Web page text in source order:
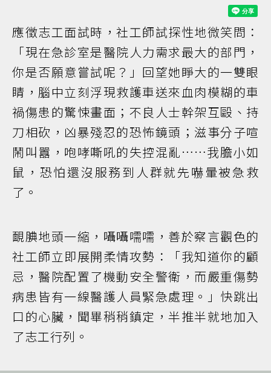
應徵志工面試時，社工師試探性地微笑問：
「現在急診室是醫院人力需求最大的部門，
你是否願意嘗試呢？」回望她睜大的一雙眼
睛，腦中立刻浮現救護車送來血肉模糊的車
禍傷患的驚悚畫面；不良人士幹架互毆、持
刀相砍，凶暴殘忍的恐怖鏡頭；滋事分子喧
鬧叫囂，咆哮嘶吼的失控混亂……我膽小如
鼠，恐怕還沒服務到人群就先嚇暈被急救
了。
靦腆地頭一縮，囁囁嚅嚅，善於察言觀色的
社工師立即展開柔情攻勢：「我知道你的顧
忌，醫院配置了機動安全警衛，而嚴重傷勢
病患皆有一線醫護人員緊急處理。」快跳出
口的心臟，聞畢稍稍鎮定，半推半就地加入
了志工行列。